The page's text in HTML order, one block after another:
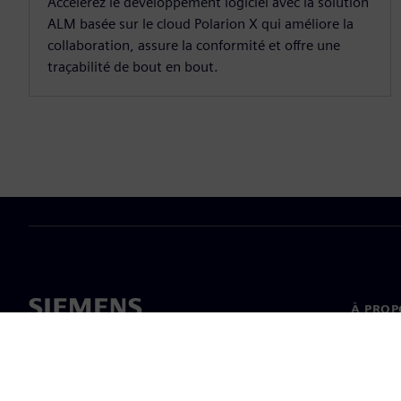
ALM basée sur le cloud Polarion X qui améliore la
collaboration, assure la conformité et offre une
traçabilité de bout en bout.
À